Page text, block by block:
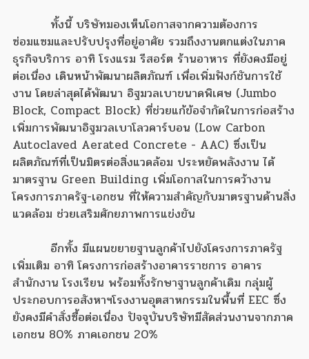
ทั้งนี้ บริษัทมองเห็นโอกาสจากความต้องการ
ซ่อมแซมและปรับปรุงที่อยู่อาศัย รวมถึงงานตกแต่งในภาค
ธุรกิจบริการ อาทิ โรงแรม รีสอร์ต ร้านอาหาร ที่ยังคงมีอยู่
ต่อเนื่อง เดินหน้าพัฒนาผลิตภัณฑ์ เพื่อเพิ่มฟังก์ชันการใช้
งาน โดยล่าสุดได้พัฒนา อิฐมวลเบาขนาดพิเศษ (Jumbo
Block, Compact Block) ที่ช่วยแก้ข้อจำกัดในการก่อสร้าง
เพิ่มการพัฒนาอิฐมวลเบาโลวคาร์บอน (Low Carbon
Autoclaved Aerated Concrete - AAC) ซึ่งเป็น
ผลิตภัณฑ์ที่เป็นมิตรต่อสิ่งแวดล้อม ประหยัดพลังงาน ได้
มาตรฐาน Green Building เพิ่มโอกาสในการคว้างาน
โครงการภาครัฐ-เอกชน ที่ให้ความสำคัญกับมาตรฐานด้านสิ่ง
แวดล้อม ช่วยเสริมศักยภาพการแข่งขัน
อีกทั้ง มีแผนขยายฐานลูกค้าไปยังโครงการภาครัฐ
เพิ่มเติม อาทิ โครงการก่อสร้างอาคารราชการ อาคาร
สำนักงาน โรงเรียน พร้อมทั้งรักษาฐานลูกค้าเดิม กลุ่มผู้
ประกอบการอสังหาฯโรงงานอุตสาหกรรมในพื้นที่ EEC ซึ่ง
ยังคงมีคำสั่งซื้อต่อเนื่อง ปัจจุบันบริษัทมีสัดส่วนงานจากภาค
เอกชน 80% ภาคเอกชน 20%